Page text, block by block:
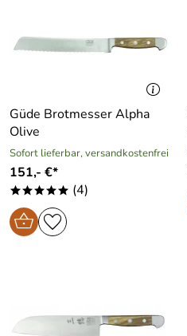
Güde Brotmesser Alpha
Olive
Sofort lieferbar, versandkostenfrei
151,- €*
***** (4)